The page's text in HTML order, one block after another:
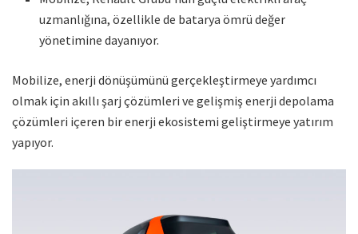
uzmanlığına, özellikle de batarya ömrü değer
yönetimine dayanıyor.
Mobilize, enerji dönüşümünü gerçekleştirmeye yardımcı
olmak için akıllı şarj çözümleri ve gelişmiş enerji depolama
çözümleri içeren bir enerji ekosistemi geliştirmeye yatırım
yapıyor.